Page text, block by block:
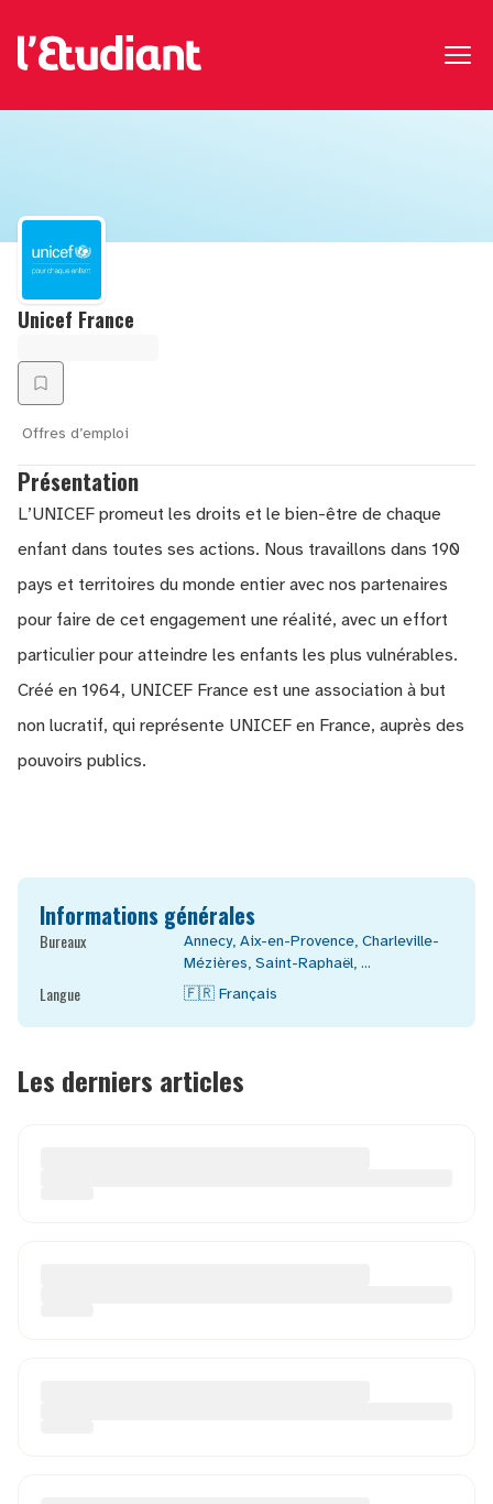
Unicef France
Offres d’emploi
Présentation
L’UNICEF promeut les droits et le bien-être de chaque
enfant dans toutes ses actions. Nous travaillons dans 190
pays et territoires du monde entier avec nos partenaires
pour faire de cet engagement une réalité, avec un effort
particulier pour atteindre les enfants les plus vulnérables.
Créé en 1964, UNICEF France est une association à but
non lucratif, qui représente UNICEF en France, auprès des
pouvoirs publics.
Informations générales
Bureaux Annecy, Aix-en-Provence, Charleville-
Mézières, Saint-Raphaël, ...
Langue 🇫🇷 Français
Les derniers articles